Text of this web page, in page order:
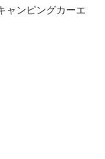
ャンピングカーエ